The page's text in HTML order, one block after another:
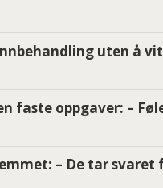
uten å
faste oppgaver: –
– De tar svaret